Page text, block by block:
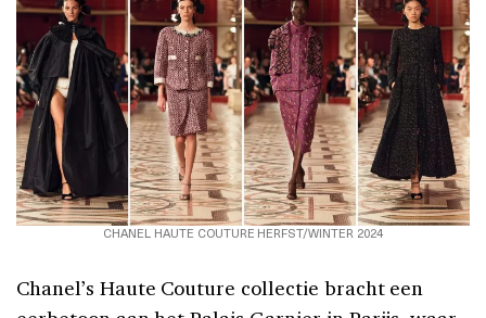
CHANEL HAUTE COUTURE HERFST/WINTER 2024
Chanel’s Haute Couture collectie bracht een